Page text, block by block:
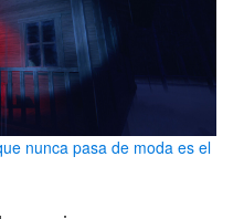
nunca pasa de moda es el